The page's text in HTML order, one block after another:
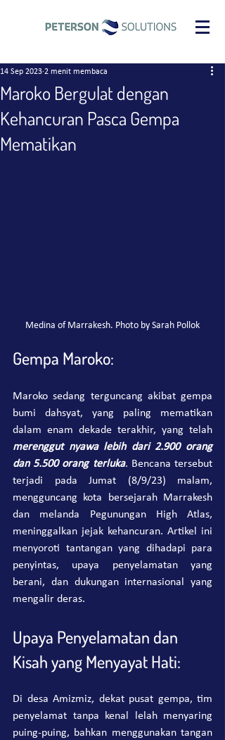
Maroko Bergulat dengan
Kehancuran Pasca Gempa
Mematikan
14 Sep 2023 2 menit membaca
Medina of Marrakesh. Photo by Sarah Pollok
Gempa Maroko:
Maroko sedang terguncang akibat gempa
bumi dahsyat, yang paling mematikan
merenggut nyawa lebih dari 2.900 orang
dan 5.500 orang terluka. Bencana tersebut
terjadi pada Jumat (8/9/23) malam,
mengguncang kota bersejarah Marrakesh
dan melanda Pegunungan High Atlas,
meninggalkan jejak kehancuran. Artikel ini
menyoroti tantangan yang dihadapi para
penyintas, upaya penyelamatan yang
berani, dan dukungan internasional yang
mengalir deras.
Upaya Penyelamatan dan
Kisah yang Menyayat Hati:
Di desa Amizmiz, dekat pusat gempa, tim
penyelamat tanpa kenal lelah menyaring
puing-puing, bahkan menggunakan tangan